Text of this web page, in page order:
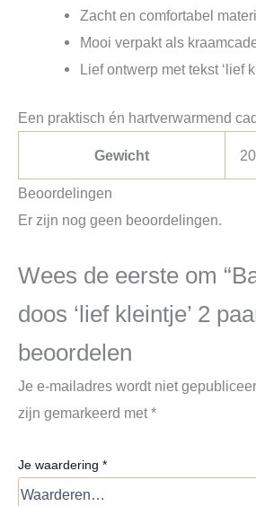
Zacht en comfortabel
Mooi verpakt als
Lief ontwerp met tekst ‘lief
Een praktisch én hartverwarmend
Gewicht
Beoordelingen
Er zijn nog geen beoordelingen.
Wees de eerste om
doos ‘lief kleintje’ 2
beoordelen
Je e-mailadres wordt niet
zijn gemarkeerd met*
Je waardering *